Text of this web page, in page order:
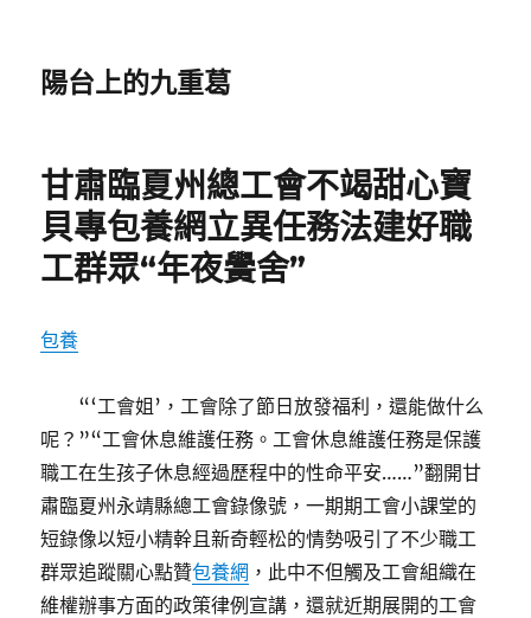
陽台上的九重葛
甘肅臨夏州總工會不竭甜心寶
貝專包養網立異任務法建好職
工群眾“年夜黌舍”
包養
“‘工會姐’，工會除了節日放發福利，還能做什么
呢？”“工會休息維護任務。工會休息維護任務是保護
職工在生孩子休息經過歷程中的性命平安……”翻開甘
肅臨夏州永靖縣總工會錄像號，一期期工會小課堂的
短錄像以短小精幹且新奇輕松的情勢吸引了不少職工
群眾追蹤關心點贊包養網 ，此中不但觸及工會組織在
維權辦事方面的政策律例宣講，還就近期展開的工會